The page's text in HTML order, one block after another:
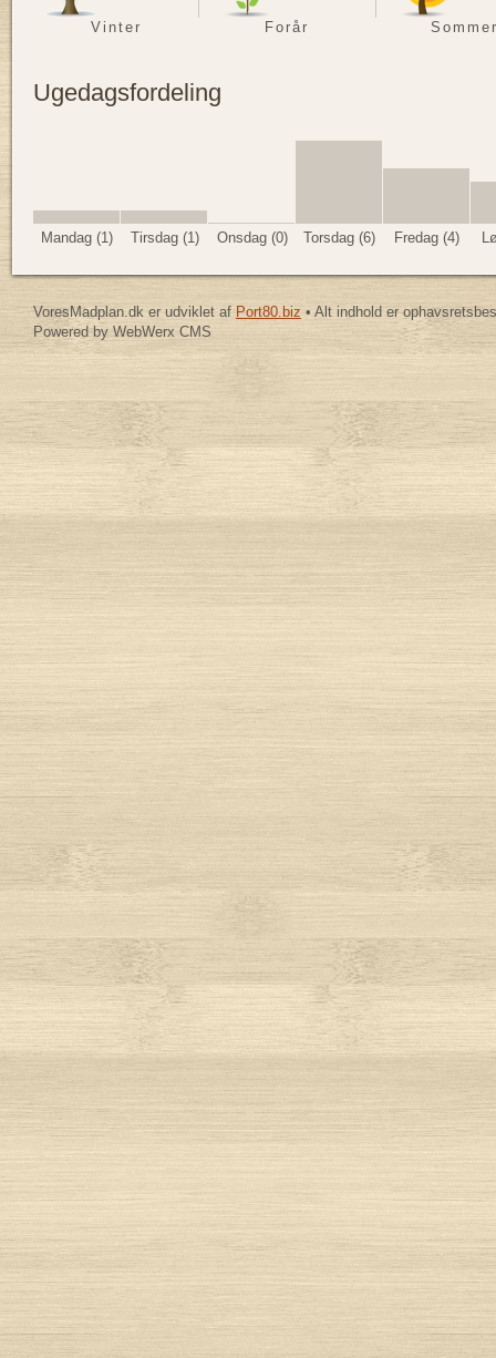
Vinter Forår
Ugedagsfordeling
Mandag (1) Tirsdag (1) Onsdag (0) Torsdag (6) Fredag (4)
VoresMadplan.dk er udviklet af Port80.biz • Alt indhold er
Powered by WebWerx CMS